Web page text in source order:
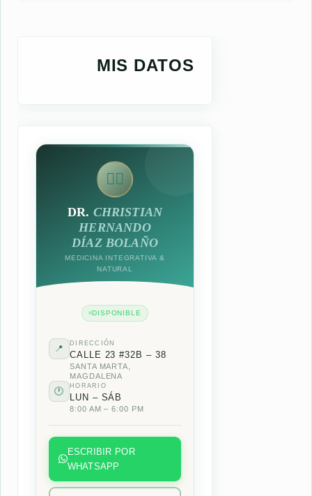
MIS DATOS
👨‍⚕️
DR. CHRISTIAN
HERNANDO
DÍAZ BOLAÑO
MEDICINA INTEGRATIVA &
NATURAL
DISPONIBLE
📍
DIRECCIÓN
CALLE 23 #32B – 38
SANTA MARTA,
MAGDALENA
🕐
HORARIO
LUN – SÁB
8:00 AM – 6:00 PM
ESCRIBIR POR
WHATSAPP